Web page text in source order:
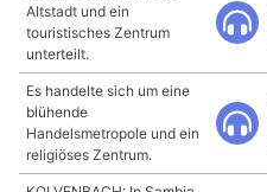
Altstadt und ein
touristisches Zentrum
unterteilt.
Es handelte sich um eine
blühende
Handelsmetropole und ein
religiöses Zentrum.